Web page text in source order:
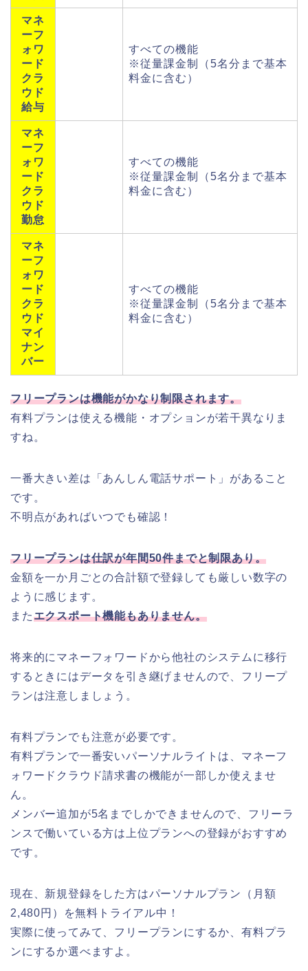
マネ
ーフ
ォワ
ード
クラ
ウド
給与
すべての機能
※従量課金制（5名分まで基本
料金に含む）
マネ
ーフ
ォワ
ード
クラ
ウド
勤怠
すべての機能
※従量課金制（5名分まで基本
料金に含む）
マネ
ーフ
ォワ
ード
クラ
ウド
マイ
ナン
バー
すべての機能
※従量課金制（5名分まで基本
料金に含む）
フリープランは機能がかなり制限されます。
有料プランは使える機能・オプションが若干異なりま
すね。
一番大きい差は「あんしん電話サポート」があること
です。
不明点があればいつでも確認！
フリープランは仕訳が年間50件までと制限あり。
金額を一か月ごとの合計額で登録しても厳しい数字の
ように感じます。
またエクスポート機能もありません。
将来的にマネーフォワードから他社のシステムに移行
するときにはデータを引き継げませんので、フリープ
ランは注意しましょう。
有料プランでも注意が必要です。
有料プランで一番安いパーソナルライトは、マネーフ
ォワードクラウド請求書の機能が一部しか使えませ
ん。
メンバー追加が5名までしかできませんので、フリーラ
ンスで働いている方は上位プランへの登録がおすすめ
です。
現在、新規登録をした方はパーソナルプラン（月額
2,480円）を無料トライアル中！
実際に使ってみて、フリープランにするか、有料プラ
ンにするか選べますよ。